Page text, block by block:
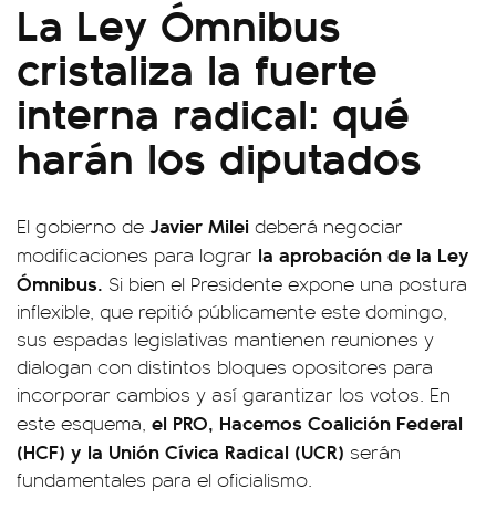
La Ley Ómnibus
cristaliza la fuerte
interna radical: qué
harán los diputados
El gobierno de Javier Milei deberá negociar
modificaciones para lograr la aprobación de la Ley
Ómnibus. Si bien el Presidente expone una postura
inflexible, que repitió públicamente este domingo,
sus espadas legislativas mantienen reuniones y
dialogan con distintos bloques opositores para
incorporar cambios y así garantizar los votos. En
este esquema, el PRO, Hacemos Coalición Federal
(HCF) y la Unión Cívica Radical (UCR) serán
fundamentales para el oficialismo.